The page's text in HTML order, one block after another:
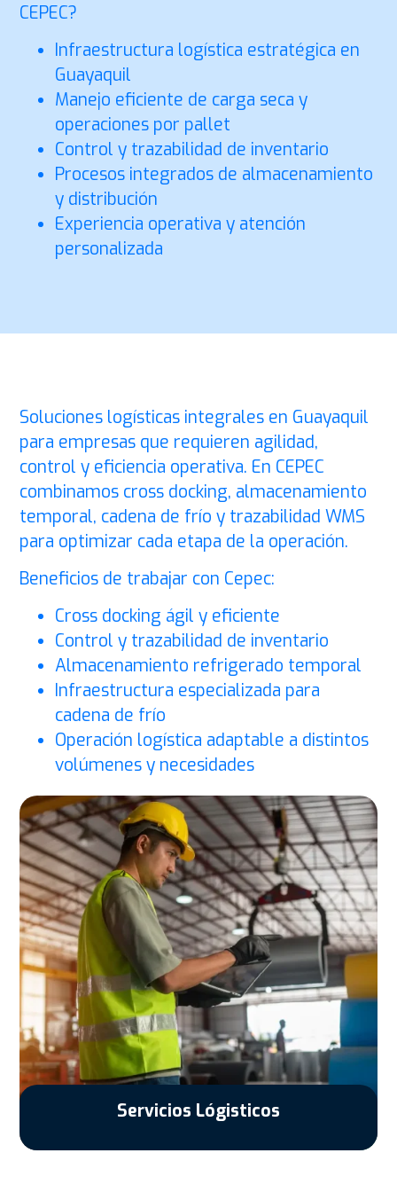
CEPEC?
Infraestructura logística estratégica en
Guayaquil
Manejo eficiente de carga seca y
operaciones por pallet
Control y trazabilidad de inventario
Procesos integrados de almacenamiento
y distribución
Experiencia operativa y atención
personalizada
Soluciones logísticas integrales en Guayaquil
para empresas que requieren agilidad,
control y eficiencia operativa. En CEPEC
combinamos cross docking, almacenamiento
temporal, cadena de frío y trazabilidad WMS
para optimizar cada etapa de la operación.
Beneficios de trabajar con Cepec:
Cross docking ágil y eficiente
Control y trazabilidad de inventario
Almacenamiento refrigerado temporal
Infraestructura especializada para
cadena de frío
Operación logística adaptable a distintos
volúmenes y necesidades
Servicios Lógisticos